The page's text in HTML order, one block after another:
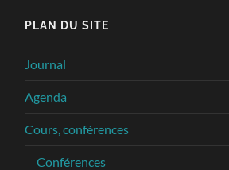
PLAN DU SITE
Journal
Agenda
Cours, conférences
Conférences